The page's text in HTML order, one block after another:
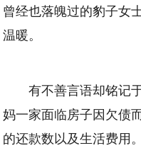
曾经也落魄过的豹子女
温暖。
有不善言语却铭记
妈一家面临房子因欠债
的还款数以及生活费用